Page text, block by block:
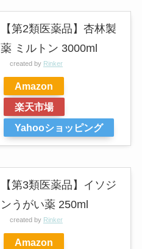
【第2類医薬品】杏林製
薬 ミルトン 3000ml
created by Rinker
Amazon
楽天市場
Yahooショッピング
【第3類医薬品】イソジ
ンうがい薬 250ml
created by Rinker
Amazon